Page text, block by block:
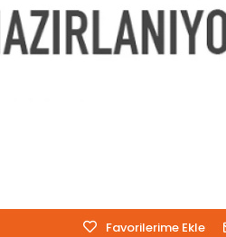
Favorilerime Ekle